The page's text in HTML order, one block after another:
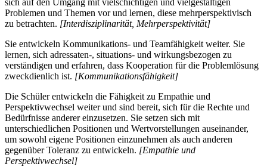
sich auf den Umgang mit vielschichtigen und vielgestaltigen
Problemen und Themen vor und lernen, diese mehrperspektivisch
zu betrachten. [Interdisziplinarität, Mehrperspektivität]
Sie entwickeln Kommunikations- und Teamfähigkeit weiter. Sie
lernen, sich adressaten-, situations- und wirkungsbezogen zu
verständigen und erfahren, dass Kooperation für die Problemlösung
zweckdienlich ist. [Kommunikationsfähigkeit]
Die Schüler entwickeln die Fähigkeit zu Empathie und
Perspektivwechsel weiter und sind bereit, sich für die Rechte und
Bedürfnisse anderer einzusetzen. Sie setzen sich mit
unterschiedlichen Positionen und Wertvorstellungen auseinander,
um sowohl eigene Positionen einzunehmen als auch anderen
gegenüber Toleranz zu entwickeln. [Empathie und
Perspektivwechsel]